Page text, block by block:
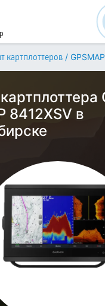
картплоттеров /
8412XSV в